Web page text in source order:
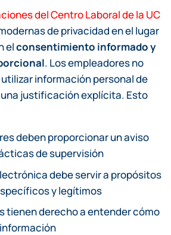
del Centro Laboral de la UC
de privacidad en el lugar
elconsentimiento informado y
. Los empleadores no
información personal de
justificación explícita. Esto
deben proporcionar un aviso
de supervisión
debe servir a propósitos
y legítimos
tienen derecho a entender cómo